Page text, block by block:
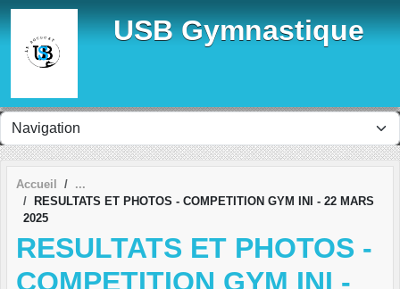
USB Gymnastique
Accueil
RESULTATS ET PHOTOS - COMPETITION GYM INI - 22 MARS
2025
RESULTATS ET PHOTOS -
COMPETITION GYM INI -
Panneau de gestion des cookies